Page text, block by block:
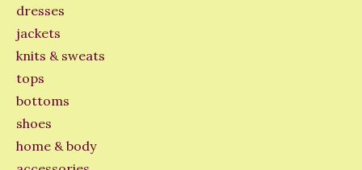
dresses
jackets
knits & sweats
tops
bottoms
shoes
home & body